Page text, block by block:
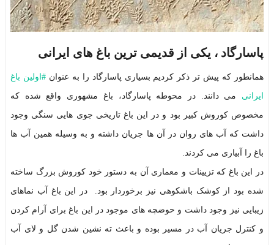
پاسارگاد ، یکی از قدیمی ترین باغ های ایرانی
همانطور که پیش تر ذکر کردیم بسیاری پاسارگاد را به عنوان# اولین باغ
ایرانی می دانند. در محوطه پاسارگاد، باغ مشهوری واقع شده که
مخصوص کوروش کبیر بود و در این باغ تاریخی جوی هایی سنگی وجود
داشت که آب های روان در آن ها جریان داشته و به وسیله همین آب ها
باغ را آبیاری می کردند.
در این باغ که تزیینات و معماری آن به دستور خود کوروش بزرگ ساخته
شده بود از کوشک باشکوهی نیز برخوردار بود. در این باغ آب نماهای
زیبایی نیز وجود داشت و حوضچه های موجود در این باغ برای آرام کردن
و کنترل جریان آب در مسیر بوده و باعث ته نشین شدن گل و لای آب